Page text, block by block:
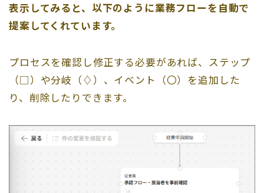
表示してみると、以下のように業務フローを自動で
提案してくれています。
プロセスを確認し修正する必要があれば、ステップ
（□）や分岐（♢）、イベント（〇）を追加した
り、削除したりできます。